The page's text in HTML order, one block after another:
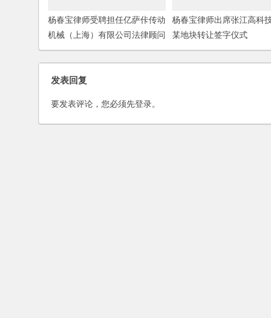
杨春宝律师受聘担任亿萨佧传动
机械（上海）有限公司法律顾问
杨春宝律师出席张江高科
某地块转让签字仪式
发表回复
要发表评论，您必须先登录。